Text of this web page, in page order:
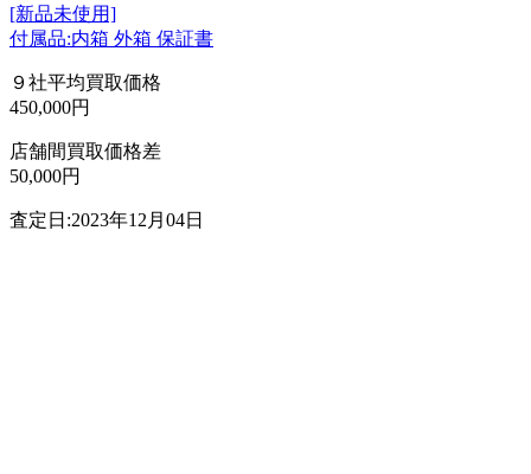
[新品未使用]
付属品:内箱 外箱 保証書
９社平均買取価格
450,000円
店舗間買取価格差
50,000円
査定日:2023年12月04日